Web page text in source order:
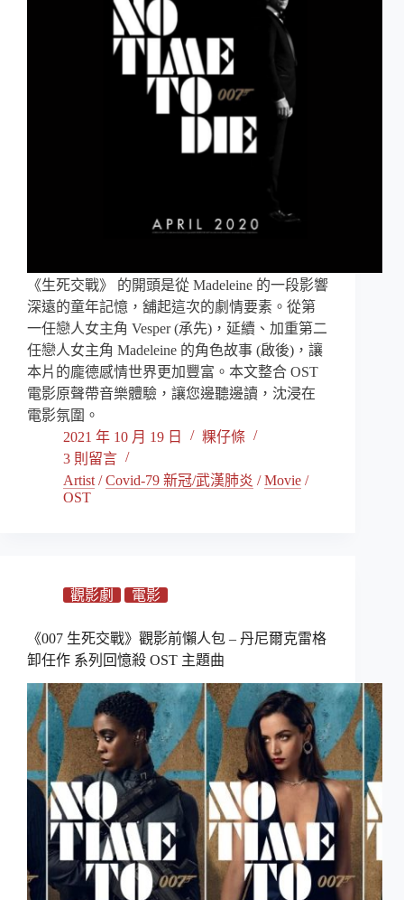
《生死交戰》 的開頭是從 Madeleine 的一段影響
深遠的童年記憶，舖起這次的劇情要素。從第
一任戀人女主角 Vesper (承先)，延續、加重第二
任戀人女主角 Madeleine 的角色故事 (啟後)，讓
本片的龐德感情世界更加豐富。本文整合 OST
電影原聲帶音樂體驗，讓您邊聽邊讀，沈浸在
電影氛圍。
2021 年 10 月 19 日
粿仔條
3 則留言
Artist /Covid-79 新冠/武漢肺炎 /Movie /
OST
觀影劇 電影
《007 生死交戰》觀影前懶人包 – 丹尼爾克雷格
卸任作 系列回憶殺 OST 主題曲